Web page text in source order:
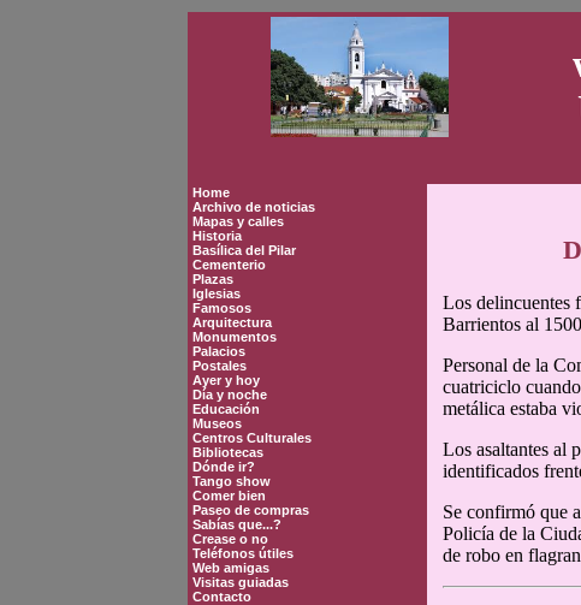
Home
Archivo de noticias
Mapas y calles
Historia
Basílica del Pilar
Cementerio
Plazas
Iglesias
Famosos
Arquitectura
Monumentos
Palacios
Postales
Ayer y hoy
Día y noche
Educación
Museos
Centros Culturales
Bibliotecas
Dónde ir?
Tango show
Comer bien
Paseo de compras
Sabías que...?
Crease o no
Teléfonos útiles
Web amigas
Visitas guiadas
Contacto
Los delincuentes
Barrientos al
Personal de la
cuatriciclo
metálica estaba
Los asaltantes al
identificados
Se confirmó que
Policía de la
de robo en